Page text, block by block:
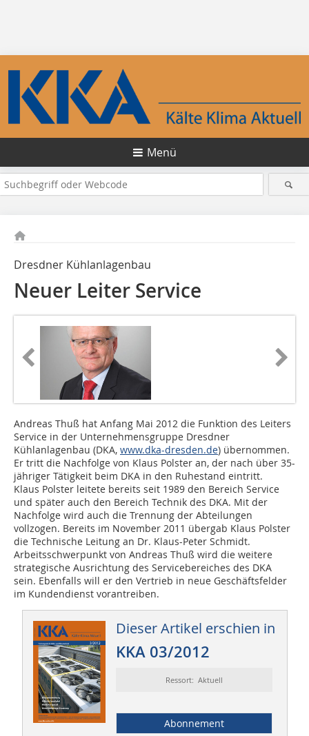
Menü
Dresdner Kühlanlagenbau
Neuer Leiter Service
Andreas Thuß hat Anfang Mai 2012 die Funktion des Leiters
Service in der Unternehmensgruppe Dresdner
Kühlanlagenbau (DKA, www.dka-dresden.de) übernommen.
Er tritt die Nachfolge von Klaus Polster an, der nach über 35-
jähriger Tätigkeit beim DKA in den Ruhestand eintritt.
Klaus Polster leitete bereits seit 1989 den Bereich Service
und später auch den Bereich Technik des DKA. Mit der
Nachfolge wird auch die Trennung der Abteilungen
vollzogen. Bereits im November 2011 übergab Klaus Polster
die Technische Leitung an Dr. Klaus-Peter Schmidt.
Arbeitsschwerpunkt von Andreas Thuß wird die weitere
strategische Ausrichtung des Servicebereiches des DKA
sein. Ebenfalls will er den Vertrieb in neue Geschäftsfelder
im Kundendienst vorantreiben.
Dieser Artikel erschien in
KKA 03/2012
Ressort: Aktuell
Abonnement